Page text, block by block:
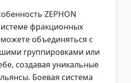
ZEPHON
фракционных
объединяться с
группировками или
создавая уникальные
Боевая система